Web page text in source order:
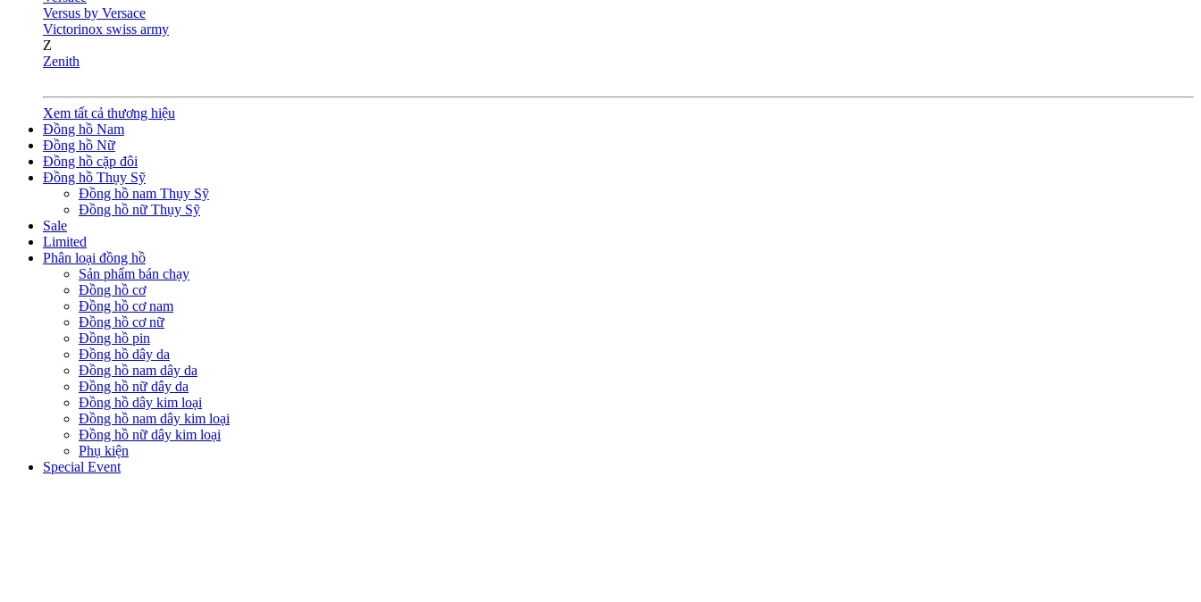
Versus by Versace
Victorinox swiss army
Z
Zenith
Xem tất cả thương hiệu
Đồng hồ Nam
Đồng hồ Nữ
Đồng hồ cặp đôi
Đồng hồ Thụy Sỹ
Đồng hồ nam Thụy Sỹ
Đồng hồ nữ Thụy Sỹ
Sale
Limited
Phân loại đồng hồ
Sản phẩm bán chạy
Đồng hồ cơ
Đồng hồ cơ nam
Đồng hồ cơ nữ
Đồng hồ pin
Đồng hồ dây da
Đồng hồ nam dây da
Đồng hồ nữ dây da
Đồng hồ dây kim loại
Đồng hồ nam dây kim loại
Đồng hồ nữ dây kim loại
Phụ kiện
Special Event